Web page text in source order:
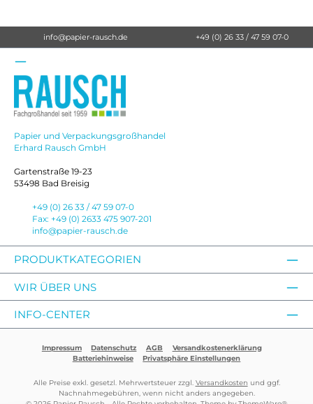
info@papier-rausch.de +49 (0) 26 33 / 47 59 07-0
Papier und Verpackungsgroßhandel
Erhard Rausch GmbH
Gartenstraße 19-23
53498 Bad Breisig
+49 (0) 26 33 / 47 59 07-0
Fax: +49 (0) 2633 475 907-201
info@papier-rausch.de
PRODUKTKATEGORIEN
WIR ÜBER UNS
INFO-CENTER
Impressum Datenschutz AGB
Versandkostenerklärung
Batteriehinweise
Privatsphäre Einstellungen
Alle Preise exkl. gesetzl. Mehrwertsteuer zzgl. Versandkosten und ggf.
Nachnahmegebühren, wenn nicht anders angegeben.